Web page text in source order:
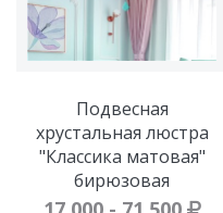
Подвесная
хрустальная люстра
"Классика матовая"
бирюзовая